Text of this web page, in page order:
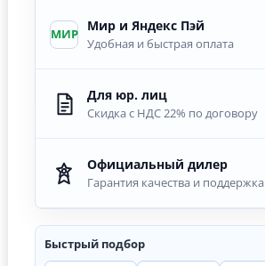
МИР
Мир и Яндекс Пэй
Удобная и быстрая оплата
Для юр. лиц
Скидка с НДС 22% по договору
Официальный дилер
Гарантия качества и поддержка
Быстрый подбор